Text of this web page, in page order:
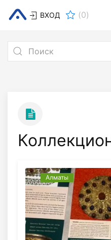
ВХОД (0)
Алматы